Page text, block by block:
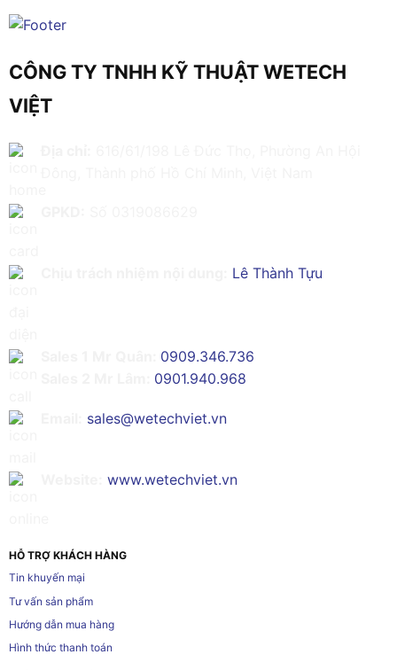
CÔNG TY TNHH KỸ THUẬT WETECH
VIỆT
Lê Thành Tựu
0909.346.736
0901.940.968
sales@wetechviet.vn
www.wetechviet.vn
HỖ TRỢ KHÁCH HÀNG
Tin khuyến mại
Tư vấn sản phẩm
Hướng dẫn mua hàng
Hình thức thanh toán